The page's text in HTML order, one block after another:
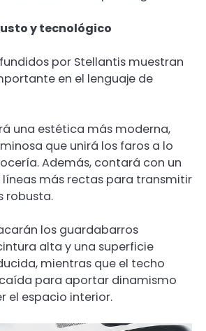
y tecnológico
por Stellantis muestran
en el lenguaje de
una estética más moderna,
que unirá los faros a lo
Además, contará con un
más rectas para transmitir
robusta.
los guardabarros
alta y una superficie
mientras que el techo
para aportar dinamismo
el espacio interior.